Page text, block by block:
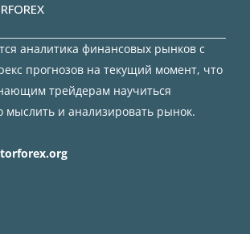
аналитика финансовых рынков с
прогнозов на текущий момент, что
трейдерам научиться
мыслить и анализировать рынок.